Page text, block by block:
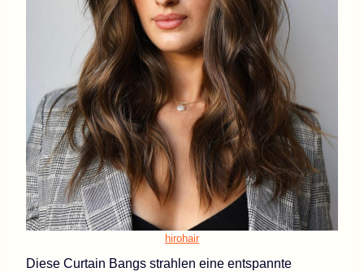
hirohair
Diese Curtain Bangs strahlen eine entspannte